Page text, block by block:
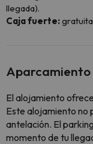
llegada).
Caja fuerte:
Aparcamiento
El alojamiento
Este alojamiento no
antelación. El
momento de tu